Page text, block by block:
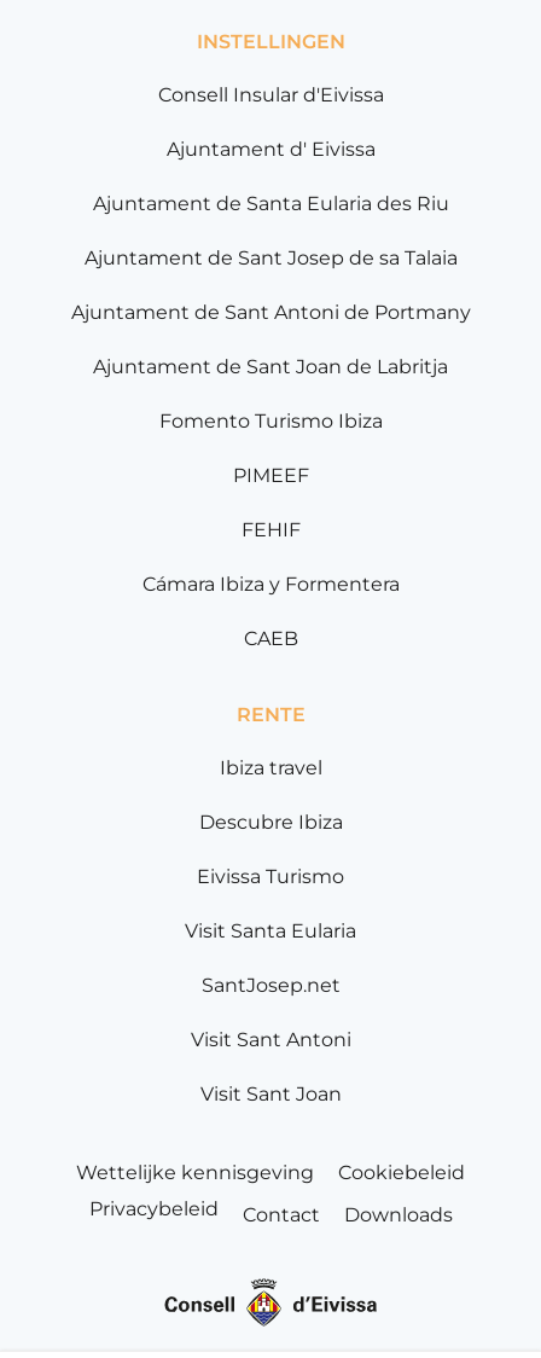
INSTELLINGEN
Consell Insular d'Eivissa
Ajuntament d' Eivissa
Ajuntament de Santa Eularia des Riu
Ajuntament de Sant Josep de sa Talaia
Ajuntament de Sant Antoni de Portmany
Ajuntament de Sant Joan de Labritja
Fomento Turismo Ibiza
PIMEEF
FEHIF
Cámara Ibiza y Formentera
CAEB
RENTE
Ibiza travel
Descubre Ibiza
Eivissa Turismo
Visit Santa Eularia
SantJosep.net
Visit Sant Antoni
Visit Sant Joan
Wettelijke kennisgeving
Cookiebeleid
Privacybeleid
Contact Downloads